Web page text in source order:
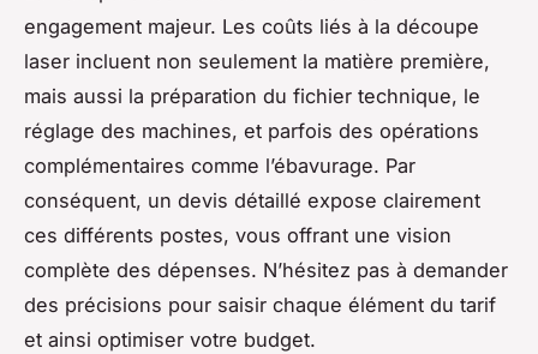
engagement majeur. Les coûts liés à la découpe
laser incluent non seulement la matière première,
mais aussi la préparation du fichier technique, le
réglage des machines, et parfois des opérations
complémentaires comme l’ébavurage. Par
conséquent, un devis détaillé expose clairement
ces différents postes, vous offrant une vision
complète des dépenses. N’hésitez pas à demander
des précisions pour saisir chaque élément du tarif
et ainsi optimiser votre budget.